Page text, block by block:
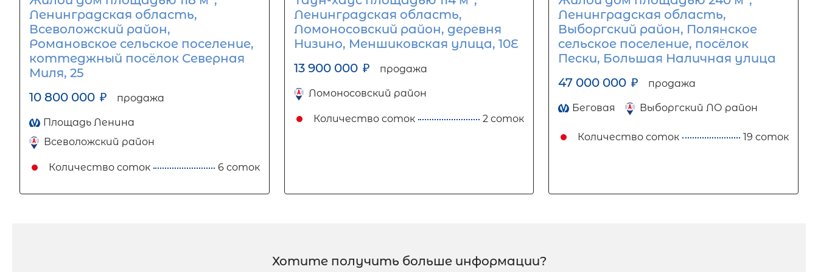
Ленинградская область,
Всеволожский район,
Романовское сельское поселение,
коттеджный посёлок Северная
Миля, 25
10 800 000 ₽ продажа
Площадь Ленина
Всеволожский район
Количество соток 6 соток
Ленинградская область,
Ломоносовский район, деревня
Низино, Меншиковская улица, 10Е
13 900 000 ₽ продажа
Ломоносовский район
Количество соток 2 соток
Ленинградская область,
Выборгский район, Полянское
сельское поселение, посёлок
Пески, Большая Наличная улица
47 000 000 ₽ продажа
Беговая Выборгский ЛО район
Количество соток 19 соток
Хотите получить больше информации?